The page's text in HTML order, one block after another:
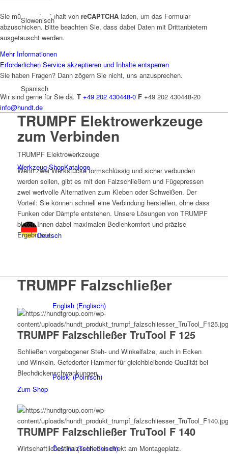
Slowenisch
Spanisch
Werkzeug-ShopKataloge
Deutsch
English(Englisch)
Polski(Polnisch)
Čeština(Tschechisch)
Sie müssen den Inhalt von reCAPTCHA laden, um das Formular
abzuschicken. Bitte beachten Sie, dass dabei Daten mit Drittanbietern
ausgetauscht werden.
Mehr Informationen
Erforderlichen Service akzeptieren und Inhalte entsperren
Sie haben Fragen? Dann zögern Sie nicht, uns anzusprechen.
Wir sind gerne für Sie da. T +49 202 430448-0 F +49 202 430448-20
info@hundt.de
TRUMPF Elektrowerkzeuge
zum Verbinden
TRUMPF Elektrowerkzeuge
Wenn zwei Werkstücke formschlüssig und sicher verbunden
werden sollen, gibt es mit den Falzschließern und Fügepressen
zwei wertvolle Alternativen zum Kleben oder Schweißen. Der
Vorteil: Sie können schnell eine Verbindung herstellen, ohne dass
Funken oder Dämpfe entstehen. Unsere Lösungen von TRUMPF
bieten Ihnen dabei maximalen Bedienkomfort und präzise
Ergebnisse.
TRUMPF Falzschließer
TRUMPF Falzschließer TruTool F 125
Schließen vorgebogener Steh- und Winkelfalze, auch in Ecken
und Winkeln. Gefederter Hammer für gleichbleibende Qualität bei
Blechdickenschwankungen.
Zum Shop
TRUMPF Falzschließer TruTool F 140
Wirtschaftliches Falzschließen direkt am Montageplatz.